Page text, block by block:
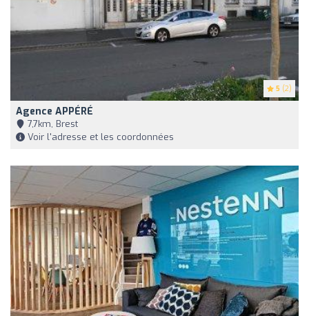
5 (2)
Agence APPÉRÉ
7,7km, Brest
Voir l'adresse et les coordonnées